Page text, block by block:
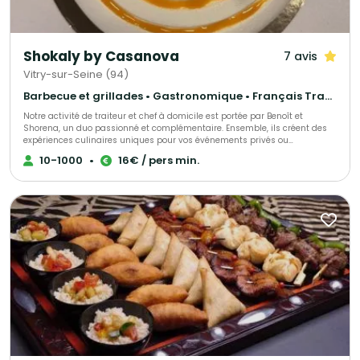
Shokaly by Casanova 7 avis
Vitry-sur-Seine (94)
Barbecue et grillades • Gastronomique • Français Traditionnel
Notre activité de traiteur et chef à domicile est portée par Benoît et
Shorena, un duo passionné et complémentaire. Ensemble, ils créent des
expériences culinaires uniques pour vos événements privés ou
professionnels. Leur cuisine met à l’honneur des produits frais et de
saison, soigneusement sélectionnés pour garantir qualité et authenticité.
repas en un moment convivial et mémorable.
10-1000 • 16€ / pers min.